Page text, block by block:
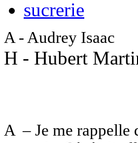
sucrerie
A - Audrey Isaac
H - Hubert
A – Je me rappelle